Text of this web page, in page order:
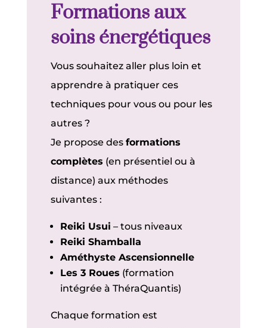
Formations aux
soins énergétiques
Vous souhaitez aller plus loin et
apprendre à pratiquer ces
techniques pour vous ou pour les
autres ?
Je propose des formations
complètes (en présentiel ou à
distance) aux méthodes
suivantes :
Reiki Usui – tous niveaux
Reiki Shamballa
Améthyste Ascensionnelle
Les 3 Roues (formation
intégrée à ThéraQuantis)
Chaque formation est